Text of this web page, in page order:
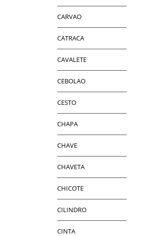
CARVAO
CATRACA
CAVALETE
CEBOLAO
CESTO
CHAPA
CHAVE
CHAVETA
CHICOTE
CILINDRO
CINTA